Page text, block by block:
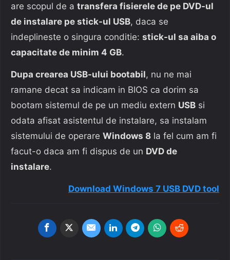
are scopul de a transfera fisierele de pe DVD-ul
de instalare pe stick-ul USB, daca se
indeplineste o singura conditie: stick-ul sa aiba o
capacitate de minim 4 GB.
Dupa crearea USB-ului bootabil, nu ne mai
ramane decat sa indicam in BIOS ca dorim sa
bootam sistemul de pe un mediu extern USB si
odata afisat asistentul de instalare, sa instalam
sistemului de operare Windows 8 la fel cum am fi
facut-o daca am fi dispus de un DVD de
instalare.
Download Windows 7 USB DVD tool